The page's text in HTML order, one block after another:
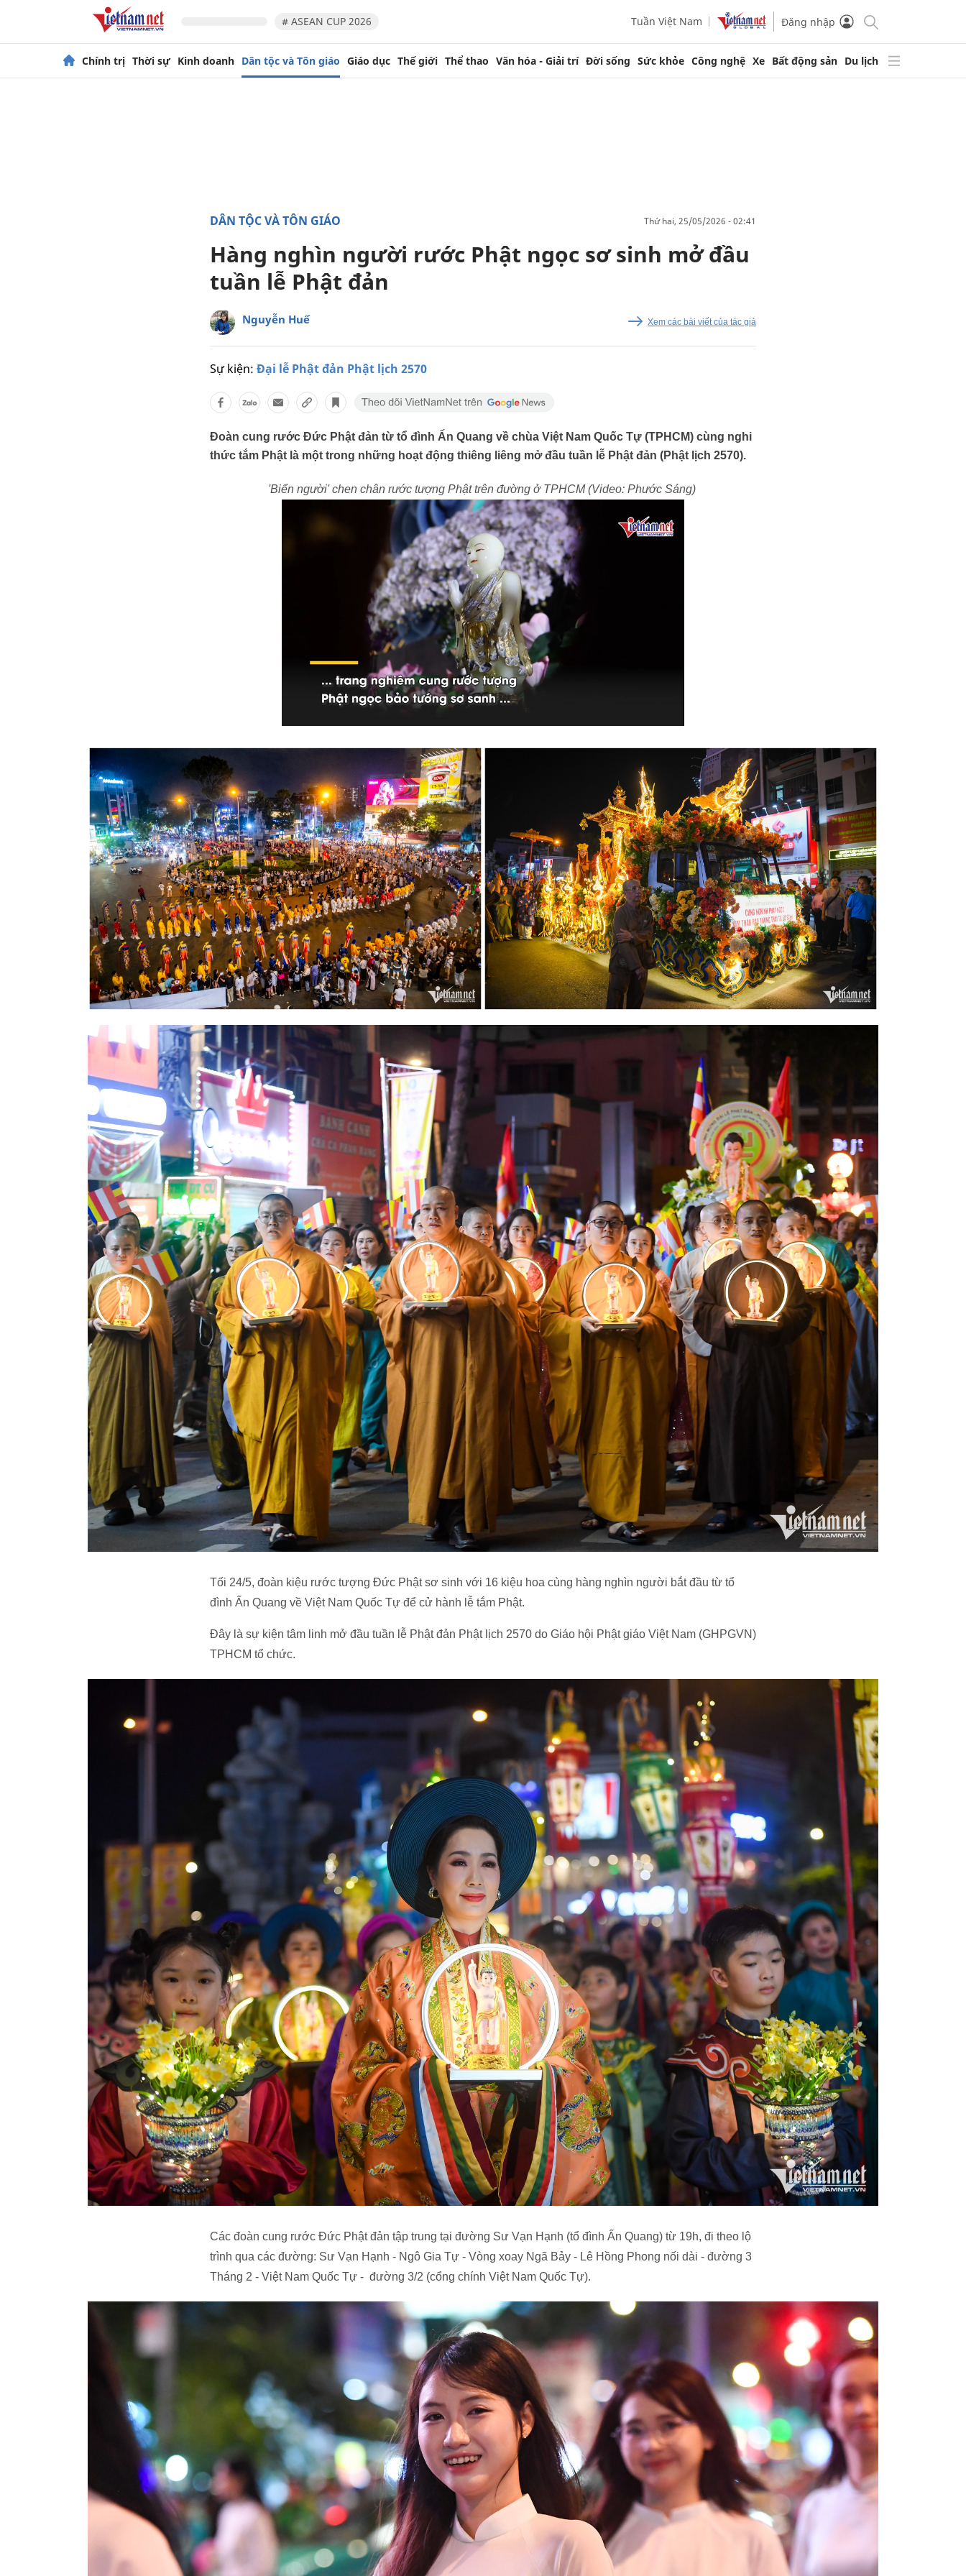
# ASEAN CUP 2026 Tuần Việt Nam Đăng nhập
Chính trị Thời sự Kinh doanh Dân tộc và Tôn giáo Giáo dục Thế giới Thể thao Văn hóa - Giải trí Đời sống Sức khỏe Công nghệ Xe Bất động sản Du lịch
DÂN TỘC VÀ TÔN GIÁO thứ hai, 25/05/2026 - 02:41
Hàng nghìn người rước Phật ngọc sơ sinh mở đầu
tuần lễ Phật đản
Nguyễn Huế Xem các bài viết của tác giả
Sự kiện: Đại lễ Phật đản Phật lịch 2570
Đoàn cung rước Đức Phật đản từ tổ đình Ấn Quang về chùa Việt Nam Quốc Tự (TPHCM) cùng nghi
thức tắm Phật là một trong những hoạt động thiêng liêng mở đầu tuần lễ Phật đản (Phật lịch 2570).
'Biển người' chen chân rước tượng Phật trên đường ở TPHCM (Video: Phước Sáng)
Tối 24/5, đoàn kiệu rước tượng Đức Phật sơ sinh với 16 kiệu hoa cùng hàng nghìn người bắt đầu từ tổ
đình Ấn Quang về Việt Nam Quốc Tự để cử hành lễ tắm Phật.
Đây là sự kiện tâm linh mở đầu tuần lễ Phật đản Phật lịch 2570 do Giáo hội Phật giáo Việt Nam (GHPGVN)
TPHCM tổ chức.
Các đoàn cung rước Đức Phật đản tập trung tại đường Sư Vạn Hạnh (tổ đình Ấn Quang) từ 19h, đi theo lộ
trình qua các đường: Sư Vạn Hạnh - Ngô Gia Tự - Vòng xoay Ngã Bảy - Lê Hồng Phong nối dài - đường 3
Tháng 2 - Việt Nam Quốc Tự - đường 3/2 (cổng chính Việt Nam Quốc Tự).